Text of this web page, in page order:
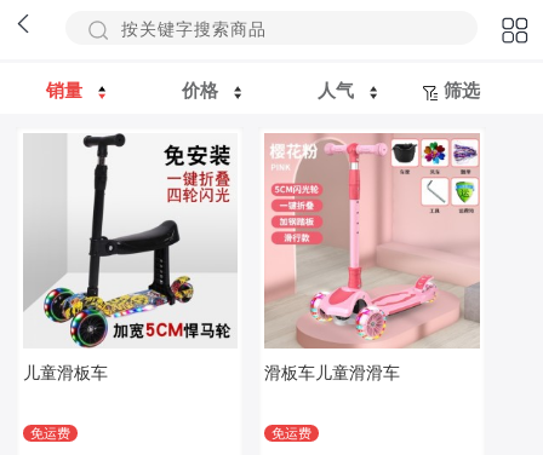
销量 价格 人气 筛选
儿童滑板车
免运费
滑板车儿童滑滑车
免运费